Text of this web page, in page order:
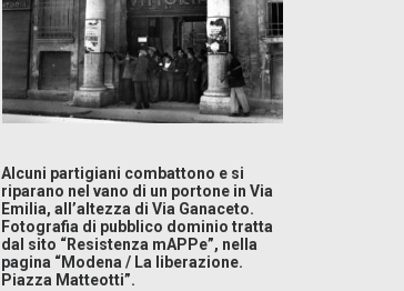
Alcuni partigiani combattono e si
riparano nel vano di un portone in Via
Emilia, all’altezza di Via Ganaceto.
Fotografia di pubblico dominio tratta
dal sito “Resistenza mAPPe”, nella
pagina “Modena / La liberazione.
Piazza Matteotti”.